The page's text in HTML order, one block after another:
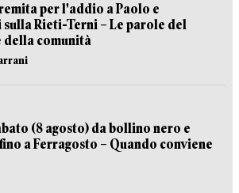
per l'addio a Paolo e
Rieti-Terni – Le parole del
comunità
(8 agosto) da bollino nero e
a Ferragosto – Quando conviene